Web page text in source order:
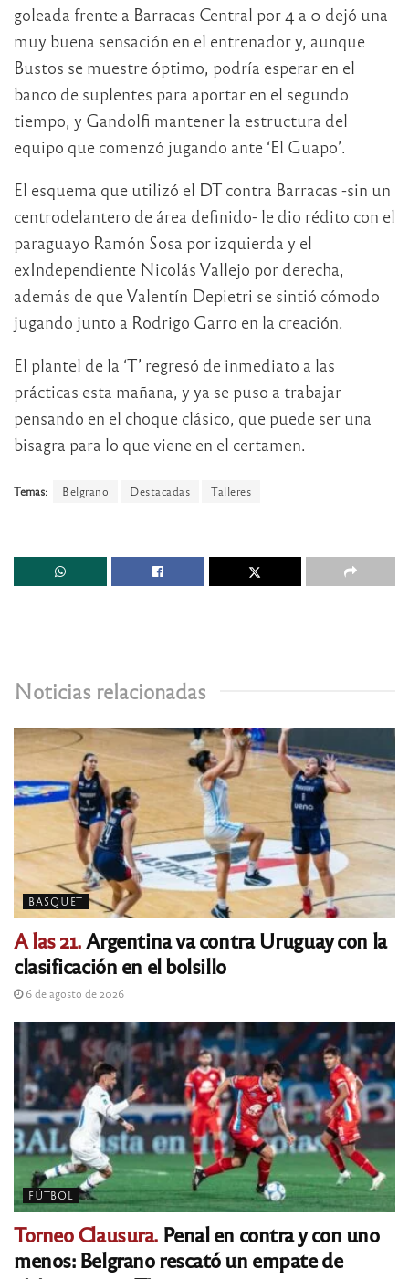
goleada frente a Barracas Central por 4 a 0 dejó una
muy buena sensación en el entrenador y, aunque
Bustos se muestre óptimo, podría esperar en el
banco de suplentes para aportar en el segundo
tiempo, y Gandolfi mantener la estructura del
equipo que comenzó jugando ante ‘El Guapo’.
El esquema que utilizó el DT contra Barracas -sin un
centrodelantero de área definido- le dio rédito con el
paraguayo Ramón Sosa por izquierda y el
exIndependiente Nicolás Vallejo por derecha,
además de que Valentín Depietri se sintió cómodo
jugando junto a Rodrigo Garro en la creación.
El plantel de la ‘T’ regresó de inmediato a las
prácticas esta mañana, y ya se puso a trabajar
pensando en el choque clásico, que puede ser una
bisagra para lo que viene en el certamen.
Temas: Belgrano Destacadas Talleres
Noticias relacionadas
BASQUET
A las 21.Argentina va contra Uruguay con la
clasificación en el bolsillo
6 de agosto de 2026
FÚTBOL
Torneo Clausura.Penal en contra y con uno
menos: Belgrano rescató un empate de